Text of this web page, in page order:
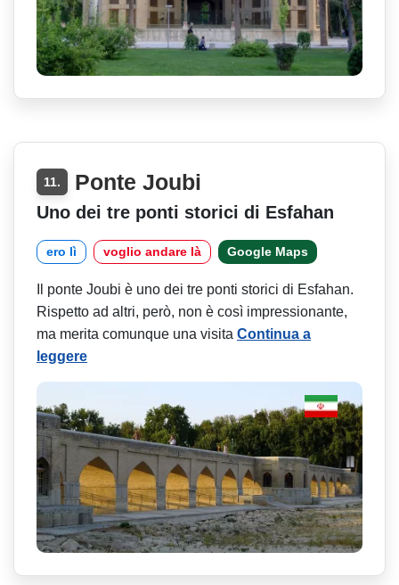
11. Ponte Joubi
Uno dei tre ponti storici di Esfahan
ero lì voglio andare là Google Maps
Il ponte Joubi è uno dei tre ponti storici di Esfahan.
Rispetto ad altri, però, non è così impressionante,
ma merita comunque una visita Continua a
leggere